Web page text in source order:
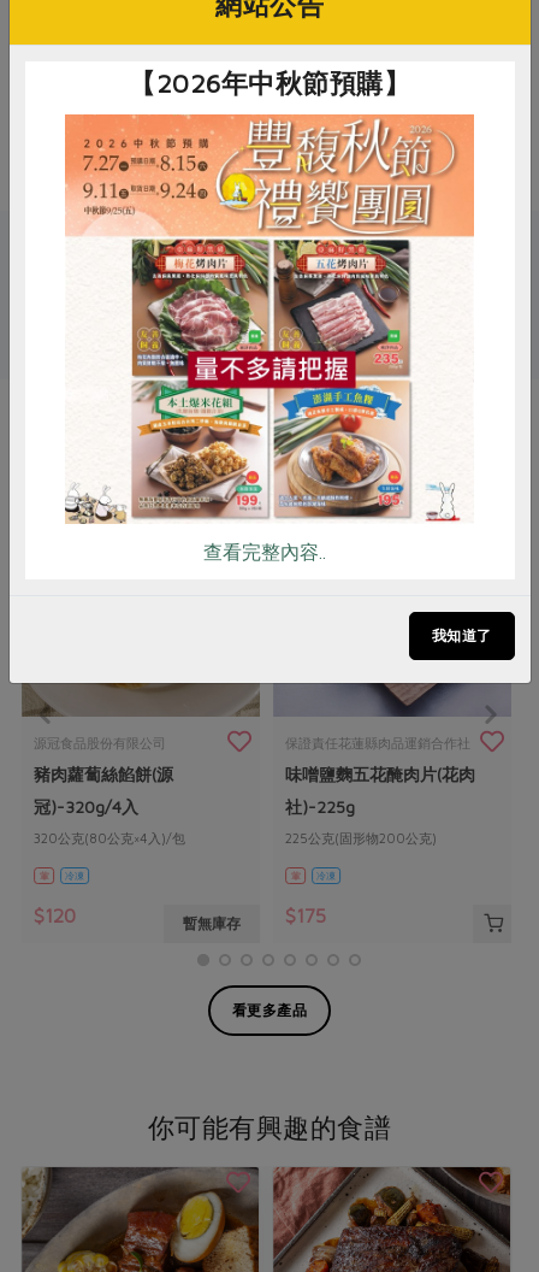
注意事項
1.本品含有含麩質之穀物及其製品，
對其過敏者請勿食用。
請冷凍保存。
關鍵字
# 春水家田 # 豬肉
你可能有興趣的產品
源冠食品股份有限公司
豬肉蘿蔔絲餡餅(源
冠)-320g/4入
320公克(80公克×4入)/包
葷 冷凍
$120 暫無庫存
保證責任花蓮縣肉品運銷合作社
味噌鹽麴五花醃肉片(花肉
社)-225g
225公克(固形物200公克)
葷 冷凍
$175
看更多產品
你可能有興趣的食譜
RPET 食譜 減硝酸鹽
雞蛋 食安 共同購買
【2026年中秋節預購】
查看完整內容..
我知道了